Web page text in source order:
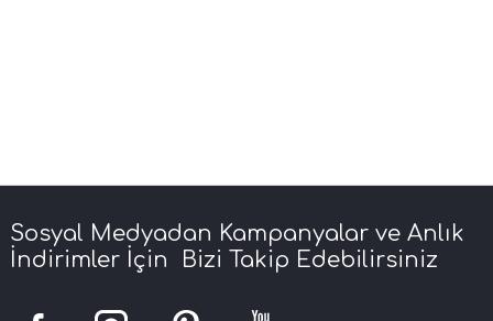
Sosyal Medyadan Kampanyalar ve Anlık
İndirimler İçin Bizi Takip Edebilirsiniz